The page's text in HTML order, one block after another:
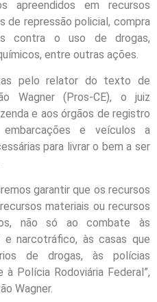
apreendidos em recursos
de repressão policial, compra
contra o uso de drogas,
entre outras ações.
pelo relator do texto de
Wagner (Pros-CE), o juiz
e aos órgãos de registro
e veículos a
para livrar o bem a ser
garantir que os recursos
materiais ou recursos
não só ao combate às
narcotráfico, às casas que
de drogas, às polícias
Polícia Rodoviária Federal”,
Wagner.